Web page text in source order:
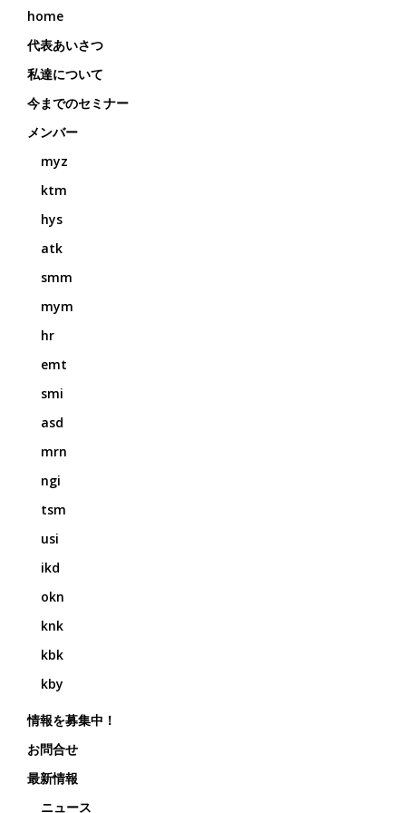
home
代表あいさつ
私達について
今までのセミナー
メンバー
myz
ktm
hys
atk
smm
mym
hr
emt
smi
asd
mrn
ngi
tsm
usi
ikd
okn
knk
kbk
kby
情報を募集中！
お問合せ
最新情報
ニュース